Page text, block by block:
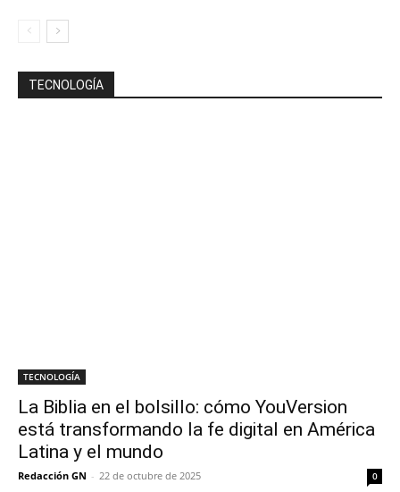
TECNOLOGÍA
TECNOLOGÍA
La Biblia en el bolsillo: cómo YouVersion
está transformando la fe digital en América
Latina y el mundo
Redacción GN - 22 de octubre de 2025 0